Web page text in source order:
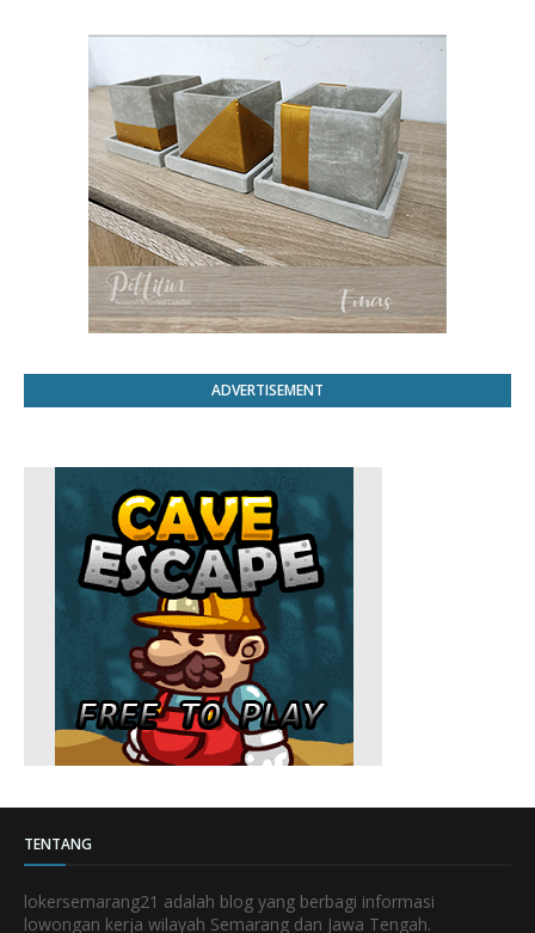
ADVERTISEMENT
TENTANG
lokersemarang21 adalah blog yang berbagi informasi
lowongan kerja wilayah Semarang dan Jawa Tengah.